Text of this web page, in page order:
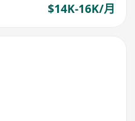
$14K-16K/月